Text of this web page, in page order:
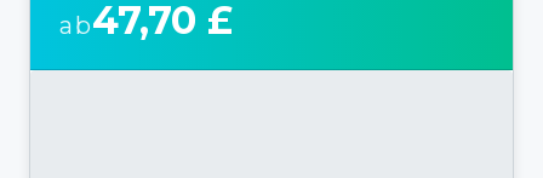
ab47,70 £